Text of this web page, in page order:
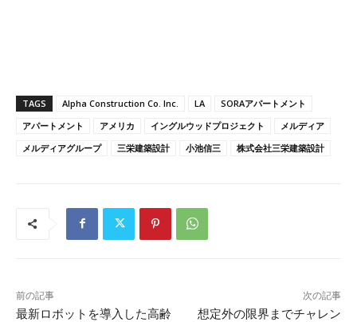
TAGS Alpha Construction Co. Inc. LA
SORAアパートメント
アパートメント
アメリカ イングルウッドプロジェクト
メルディア
メルディアグループ
三栄建築設計 小池信三 株式会社三栄建築設計
前の記事
最新ロボットを導入した高齢
次の記事
想定外の限界までチャレン